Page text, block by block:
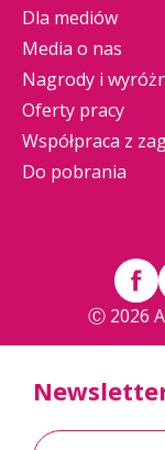
Dla mediów
Media o nas
Nagrody i
Oferty pracy
Współpraca z
Do pobrania
Ⓒ 2026